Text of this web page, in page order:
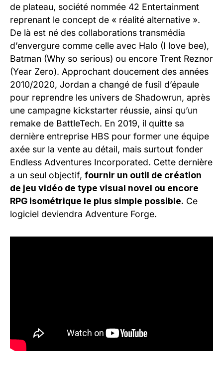
de plateau, société nommée 42 Entertainment
reprenant le concept de « réalité alternative ».
De là est né des collaborations transmédia
d’envergure comme celle avec Halo (I love bee),
Batman (Why so serious) ou encore Trent Reznor
(Year Zero). Approchant doucement des années
2010/2020, Jordan a changé de fusil d’épaule
pour reprendre les univers de Shadowrun, après
une campagne kickstarter réussie, ainsi qu’un
remake de BattleTech. En 2019, il quitte sa
dernière entreprise HBS pour former une équipe
axée sur la vente au détail, mais surtout fonder
Endless Adventures Incorporated. Cette dernière
a un seul objectif, fournir un outil de création
de jeu vidéo de type visual novel ou encore
RPG isométrique le plus simple possible. Ce
logiciel deviendra Adventure Forge.